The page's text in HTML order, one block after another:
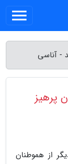
- آناسی
پرهیز
از هموطنان